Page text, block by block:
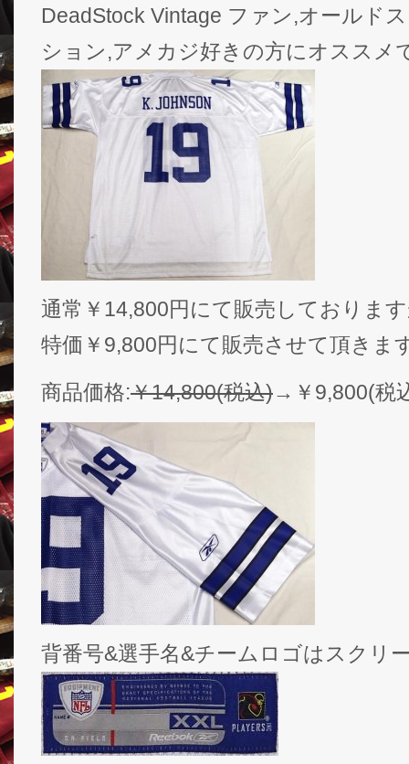
DeadStock Vintage ファン,オールド
ション,アメカジ好きの方にオススメ
通常￥14,800円にて販売しておりま
特価￥9,800円にて販売させて頂きま
商品価格:￥14,800(税込)→￥9,800(税
背番号&選手名&チームロゴはスクリ